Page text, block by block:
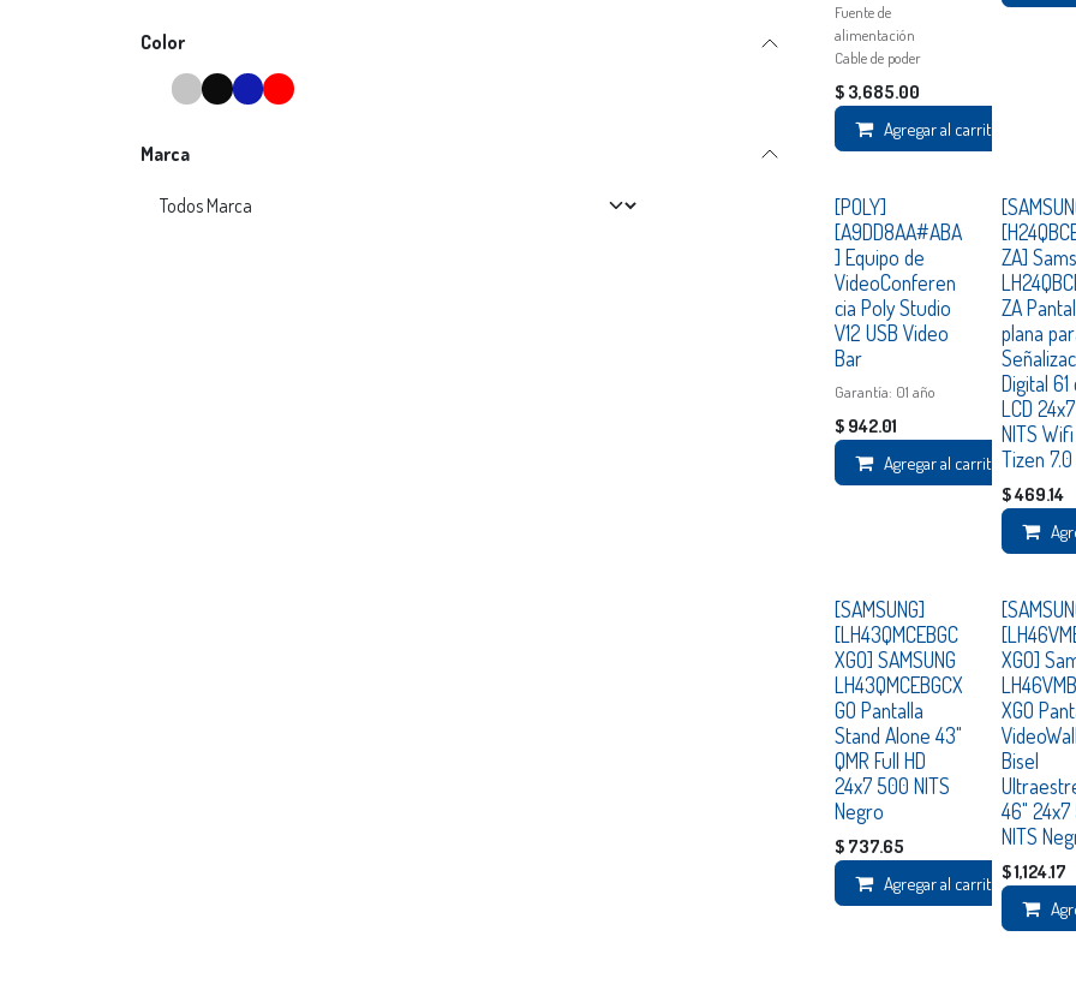
Color
Marca
Fuente de
alimentación
Cable de poder
$ 3,685.00
Agregar al carrito
[POLY]
[A9DD8AA#ABA
] Equipo de
VideoConferen
cia Poly Studio
V12 USB Video
Bar
Garantía: 01 año
$ 942.01
Agregar al carrito
ZA]
ZA
plana
Digital
LCD
NITS Wifi
Tizen
$469.14
Consultar
[SAMSUNG]
[LH43QMCEBGC
XGO] SAMSUNG
LH43QMCEBGCX
GO Pantalla
Stand Alone 43"
QMR Full HD
24x7 500 NITS
Negro
$ 737.65
Agregar al carrito
Consultar
XGO]
XGO
Bisel
46"
NITS
$1,124.17